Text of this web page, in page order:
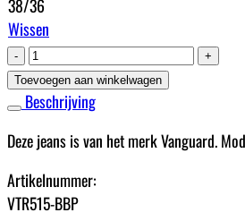
38/36
Wissen
Vanguard
Jeans
V7
aantal
Toevoegen aan winkelwagen
Beschrijving
Deze jeans is van het merk Vanguard.
Artikelnummer:
VTR515-BBP